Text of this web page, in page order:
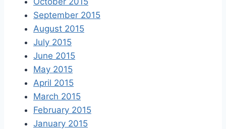
September 2015
August 2015
July 2015
June 2015
May 2015
April 2015
March 2015
February 2015
January 2015